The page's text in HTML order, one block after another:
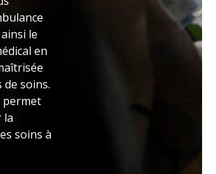
le
en
soins.
permet
la
soins à